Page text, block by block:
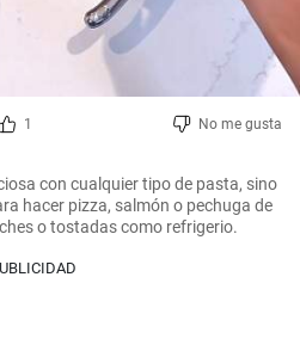
1 No me gusta
con cualquier tipo de pasta, sino
hacer pizza, salmón o pechuga de
o tostadas como refrigerio.